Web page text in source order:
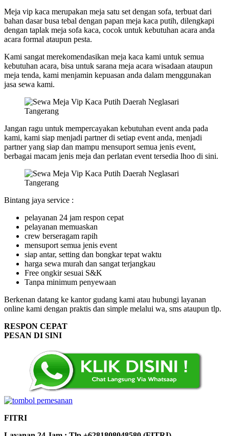
Meja vip kaca merupakan meja satu set dengan sofa, terbuat dari
bahan dasar busa tebal dengan papan meja kaca putih, dilengkapi
dengan taplak meja sofa kaca, cocok untuk kebutuhan acara anda
acara formal ataupun pesta.
Kami sangat merekomendasikan meja kaca kami untuk semua
kebutuhan acara, bisa untuk sarana meja acara wisadaan ataupun
meja tenda, kami menjamin kepuasan anda dalam menggunakan
jasa sewa kami.
Jangan ragu untuk mempercayakan kebutuhan event anda pada
kami, kami siap menjadi partner di setiap event anda, menjadi
partner yang siap dan mampu mensuport semua jenis event,
berbagai macam jenis meja dan perlatan event tersedia lhoo di sini.
Bintang jaya service :
pelayanan 24 jam respon cepat
pelayanan memuaskan
crew berseragam rapih
mensuport semua jenis event
siap antar, setting dan bongkar tepat waktu
harga sewa murah dan sangat terjangkau
Free ongkir sesuai S&K
Tanpa minimum penyewaan
Berkenan datang ke kantor gudang kami atau hubungi layanan
online kami dengan praktis dan simple melalui wa, sms ataupun tlp.
RESPON CEPAT
PESAN DI SINI
FITRI